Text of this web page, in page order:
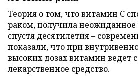
Теория о том, что витамин C
раком, получила
спустя десятилетия –
показали, что при
высоких дозах витамин ведет
лекарственное средство.